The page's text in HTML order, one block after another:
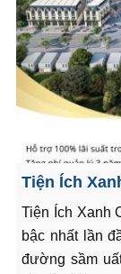
Tiện Ích
Tiện Ích Xanh
bậc nhất lần
đường sầm